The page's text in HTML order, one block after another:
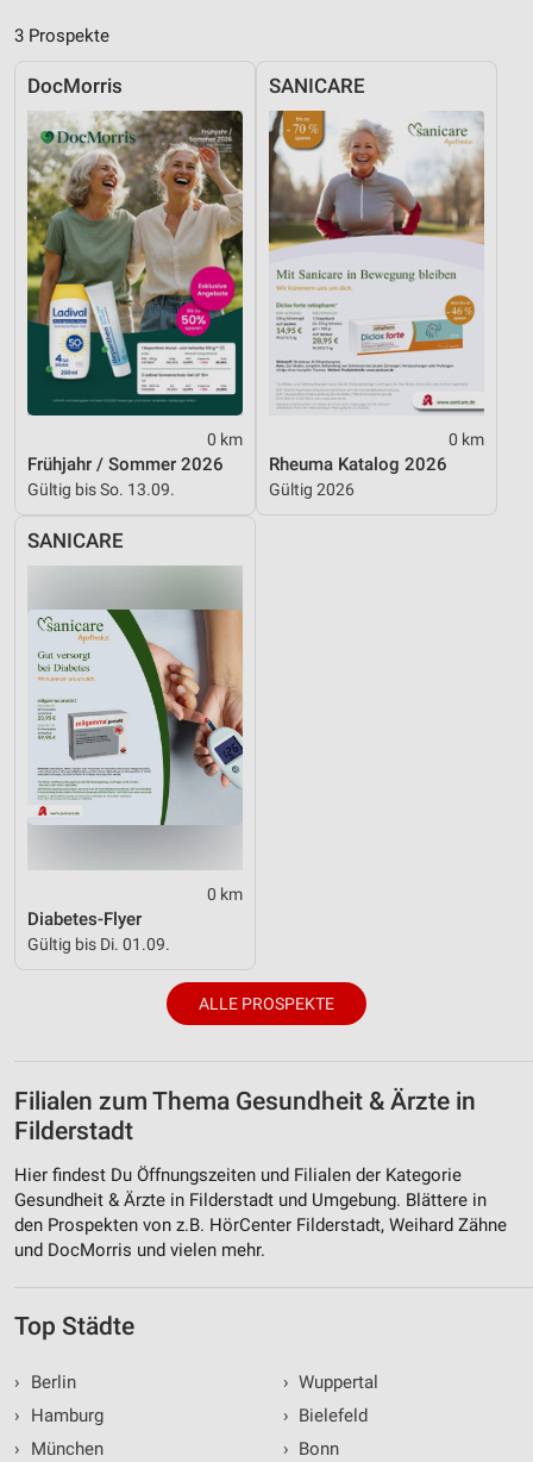
3 Prospekte
DocMorris
0 km
Frühjahr / Sommer 2026
Gültig bis So. 13.09.
SANICARE
0 km
Rheuma Katalog 2026
Gültig 2026
SANICARE
0 km
Diabetes-Flyer
Gültig bis Di. 01.09.
ALLE PROSPEKTE
Filialen zum Thema Gesundheit & Ärzte in
Filderstadt
Hier findest Du Öffnungszeiten und Filialen der Kategorie
Gesundheit & Ärzte in Filderstadt und Umgebung. Blättere in
den Prospekten von z.B. HörCenter Filderstadt, Weihard Zähne
und DocMorris und vielen mehr.
Top Städte
›
Berlin
›
Hamburg
›
München
› Wuppertal
› Bielefeld
› Bonn
Notwendig
Performance
Funktional
Werbung